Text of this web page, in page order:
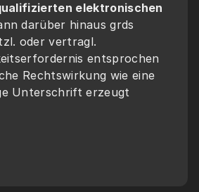
elektronischen
darüber hinaus grds
oder vertragl.
entsprochen
Rechtswirkung wie eine
Unterschrift erzeugt